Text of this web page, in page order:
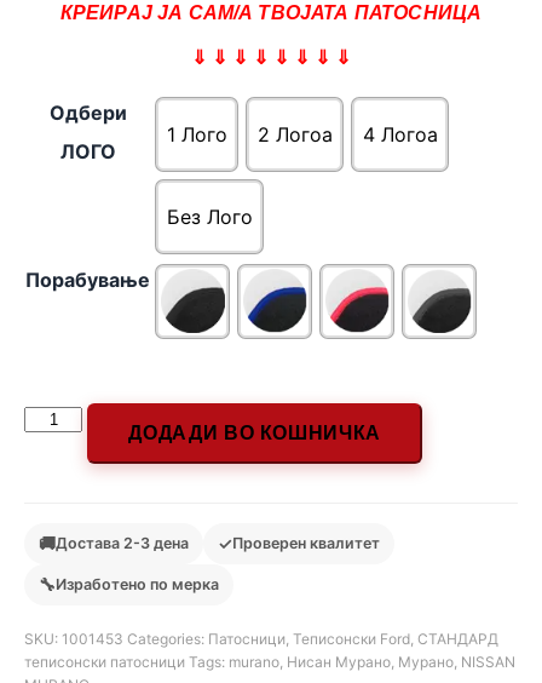
КРЕИРАЈ ЈА САМ/А ТВОЈАТА ПАТОСНИЦА
⇓ ⇓ ⇓ ⇓ ⇓ ⇓ ⇓ ⇓
Одбери
ЛОГО
1 Лого 2 Логоa 4 Логоa
Без Лого
Порабување
ДОДАДИ ВО КОШНИЧКА
🚚Достава 2-3 дена ✓Проверен квалитет
🔧Изработено по мерка
SKU: 1001453 Categories: Патосници Теписонски Ford СТАНДАРД
теписонски патосници Tags: murano Нисан Мурано Мурано NISSAN